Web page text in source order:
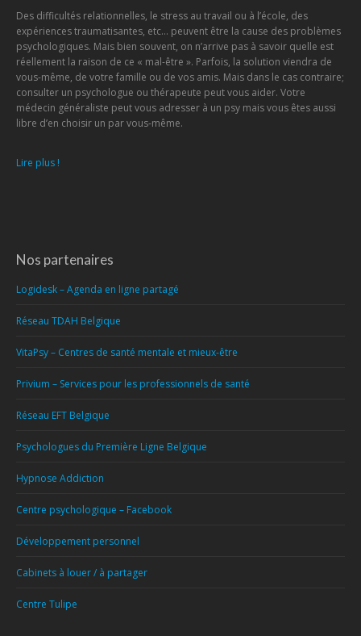
Des difficultés relationnelles, le stress au travail ou à l’école, des
expériences traumatisantes, etc… peuvent être la cause des problèmes
psychologiques. Mais bien souvent, on n’arrive pas à savoir quelle est
réellement la raison de ce « mal-être ». Parfois, la solution viendra de
vous-même, de votre famille ou de vos amis. Mais dans le cas contraire;
consulter un psychologue ou thérapeute peut vous aider. Votre
médecin généraliste peut vous adresser à un psy mais vous êtes aussi
libre d’en choisir un par vous-même.
Lire plus !
Nos partenaires
Logidesk – Agenda en ligne partagé
Réseau TDAH Belgique
VitaPsy – Centres de santé mentale et mieux-être
Privium – Services pour les professionnels de santé
Réseau EFT Belgique
Psychologues du Première Ligne Belgique
Hypnose Addiction
Centre psychologique – Facebook
Développement personnel
Cabinets à louer / à partager
Centre Tulipe